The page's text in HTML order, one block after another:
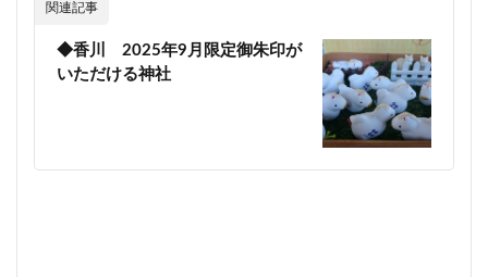
関連記事
◆香川 2025年9月限定御朱印が
いただける神社